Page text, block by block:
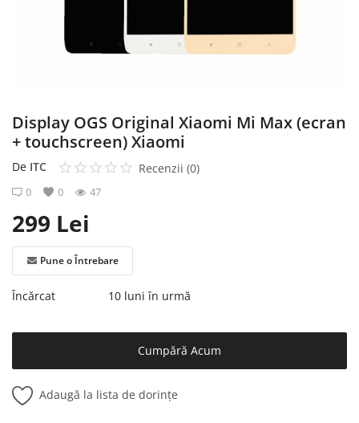
Display OGS Original Xiaomi Mi Max (ecran
+ touchscreen) Xiaomi
De ITC Recenzii (0)
0 0 47
299 Lei
Pune o Întrebare
Încărcat 10 luni în urmă
Cumpără Acum
Adaugă la lista de dorințe